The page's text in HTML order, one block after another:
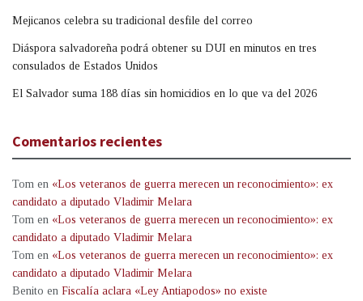
Mejicanos celebra su tradicional desfile del correo
Diáspora salvadoreña podrá obtener su DUI en minutos en tres
consulados de Estados Unidos
El Salvador suma 188 días sin homicidios en lo que va del 2026
Comentarios recientes
Tom en «Los veteranos de guerra merecen un reconocimiento»: ex
candidato a diputado Vladimir Melara
Tom en «Los veteranos de guerra merecen un reconocimiento»: ex
candidato a diputado Vladimir Melara
Tom en «Los veteranos de guerra merecen un reconocimiento»: ex
candidato a diputado Vladimir Melara
Benito en Fiscalía aclara «Ley Antiapodos» no existe